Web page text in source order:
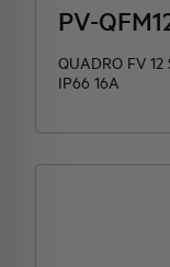
PV-
QUADRO FV
IP66 16A